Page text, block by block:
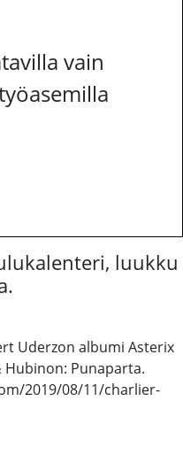
vain
luukku
Uderzon albumi Asterix
Hubinon: Punaparta.
2019/08/11/charlier-